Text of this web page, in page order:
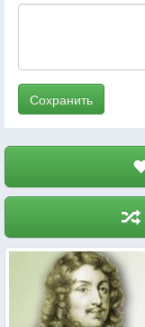
Сохранить